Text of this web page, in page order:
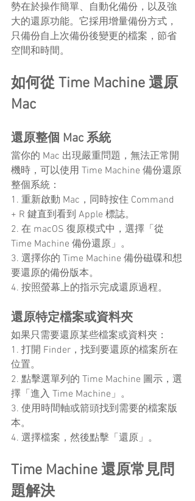
勢在於操作簡單、自動化備份，以及強
大的還原功能。它採用增量備份方式，
只備份自上次備份後變更的檔案，節省
空間和時間。
如何從 Time Machine 還原
Mac
還原整個 Mac 系統
當你的 Mac 出現嚴重問題，無法正常開
機時，可以使用 Time Machine 備份還原
整個系統：
1. 重新啟動 Mac，同時按住 Command
+ R 鍵直到看到 Apple 標誌。
2. 在 macOS 復原模式中，選擇「從
Time Machine 備份還原」。
3. 選擇你的 Time Machine 備份磁碟和想
要還原的備份版本。
4. 按照螢幕上的指示完成還原過程。
還原特定檔案或資料夾
如果只需要還原某些檔案或資料夾：
1. 打開 Finder，找到要還原的檔案所在
位置。
2. 點擊選單列的 Time Machine 圖示，選
擇「進入 Time Machine」。
3. 使用時間軸或箭頭找到需要的檔案版
本。
4. 選擇檔案，然後點擊「還原」。
Time Machine 還原常見問
題解決